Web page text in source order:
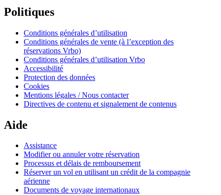
Politiques
Conditions générales d’utilisation
Conditions générales de vente (à l’exception des
réservations Vrbo)
Conditions générales d’utilisation Vrbo
Accessibilité
Protection des données
Cookies
Mentions légales / Nous contacter
Directives de contenu et signalement de contenus
Aide
Assistance
Modifier ou annuler votre réservation
Processus et délais de remboursement
Réserver un vol en utilisant un crédit de la compagnie
aérienne
Documents de voyage internationaux